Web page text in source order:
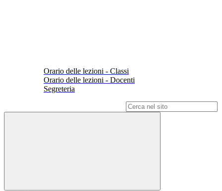
Orario delle lezioni - Classi
Orario delle lezioni - Docenti
Segreteria